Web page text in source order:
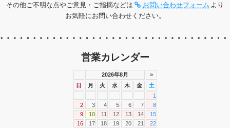
その他ご不明な点やご意見・ご指摘などは お問い合わせフォーム より
お気軽にお問い合わせください。
営業カレンダー